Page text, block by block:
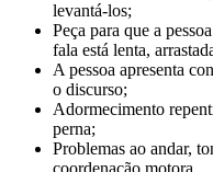
levantá-los;
Peça para que a
fala está lenta,
A pessoa apresenta
o discurso;
Adormecimento
perna;
Problemas ao andar,
coordenação motora.